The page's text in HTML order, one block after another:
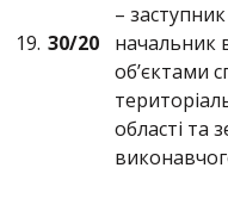
19. 30/20
–
начальник
об’єктами
області та